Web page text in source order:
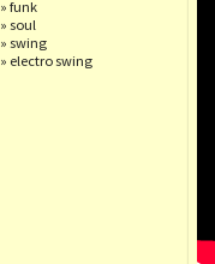
» funk
» soul
» swing
» electro swing